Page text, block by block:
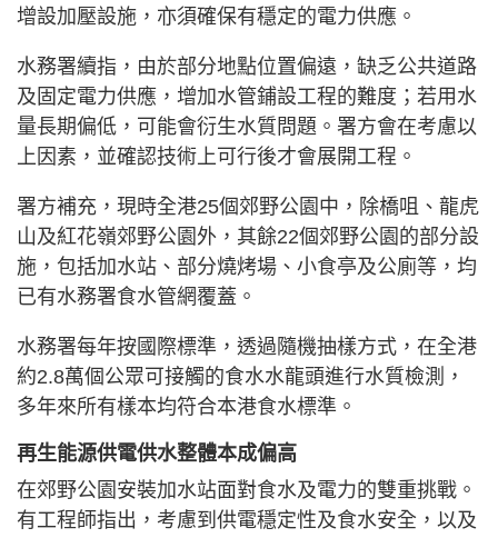
增設加壓設施，亦須確保有穩定的電力供應。
水務署續指，由於部分地點位置偏遠，缺乏公共道路
及固定電力供應，增加水管鋪設工程的難度；若用水
量長期偏低，可能會衍生水質問題。署方會在考慮以
上因素，並確認技術上可行後才會展開工程。
署方補充，現時全港25個郊野公園中，除橋咀、龍虎
山及紅花嶺郊野公園外，其餘22個郊野公園的部分設
施，包括加水站、部分燒烤場、小食亭及公廁等，均
已有水務署食水管網覆蓋。
水務署每年按國際標準，透過隨機抽樣方式，在全港
約2.8萬個公眾可接觸的食水水龍頭進行水質檢測，
多年來所有樣本均符合本港食水標準。
再生能源供電供水整體本成偏高
在郊野公園安裝加水站面對食水及電力的雙重挑戰。
有工程師指出，考慮到供電穩定性及食水安全，以及